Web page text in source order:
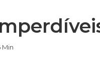
Min